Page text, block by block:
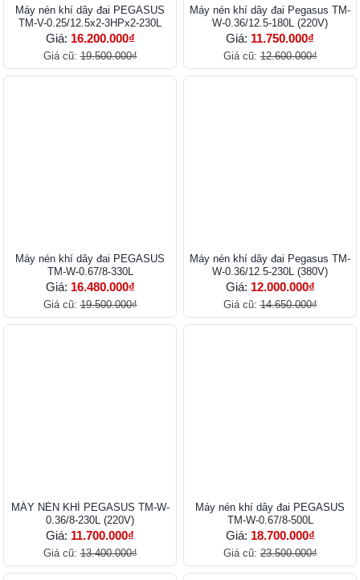
Máy nén khí dây đai PEGASUS
TM-V-0.25/12.5x2-3HPx2-230L
Giá: 16.200.000₫
Giá cũ:19.500.000₫
Máy nén khí dây đai Pegasus TM-
W-0.36/12.5-180L (220V)
Giá: 11.750.000₫
Giá cũ:12.600.000₫
Máy nén khí dây đai PEGASUS
TM-W-0.67/8-330L
Giá: 16.480.000₫
Giá cũ:19.500.000₫
Máy nén khí dây đai Pegasus TM-
W-0.36/12.5-230L (380V)
Giá: 12.000.000₫
Giá cũ:14.650.000₫
MÁY NÉN KHÍ PEGASUS TM-W-
0.36/8-230L (220V)
Giá: 11.700.000₫
Giá cũ:13.400.000₫
Máy nén khí dây đai PEGASUS
TM-W-0.67/8-500L
Giá: 18.700.000₫
Giá cũ:23.500.000₫